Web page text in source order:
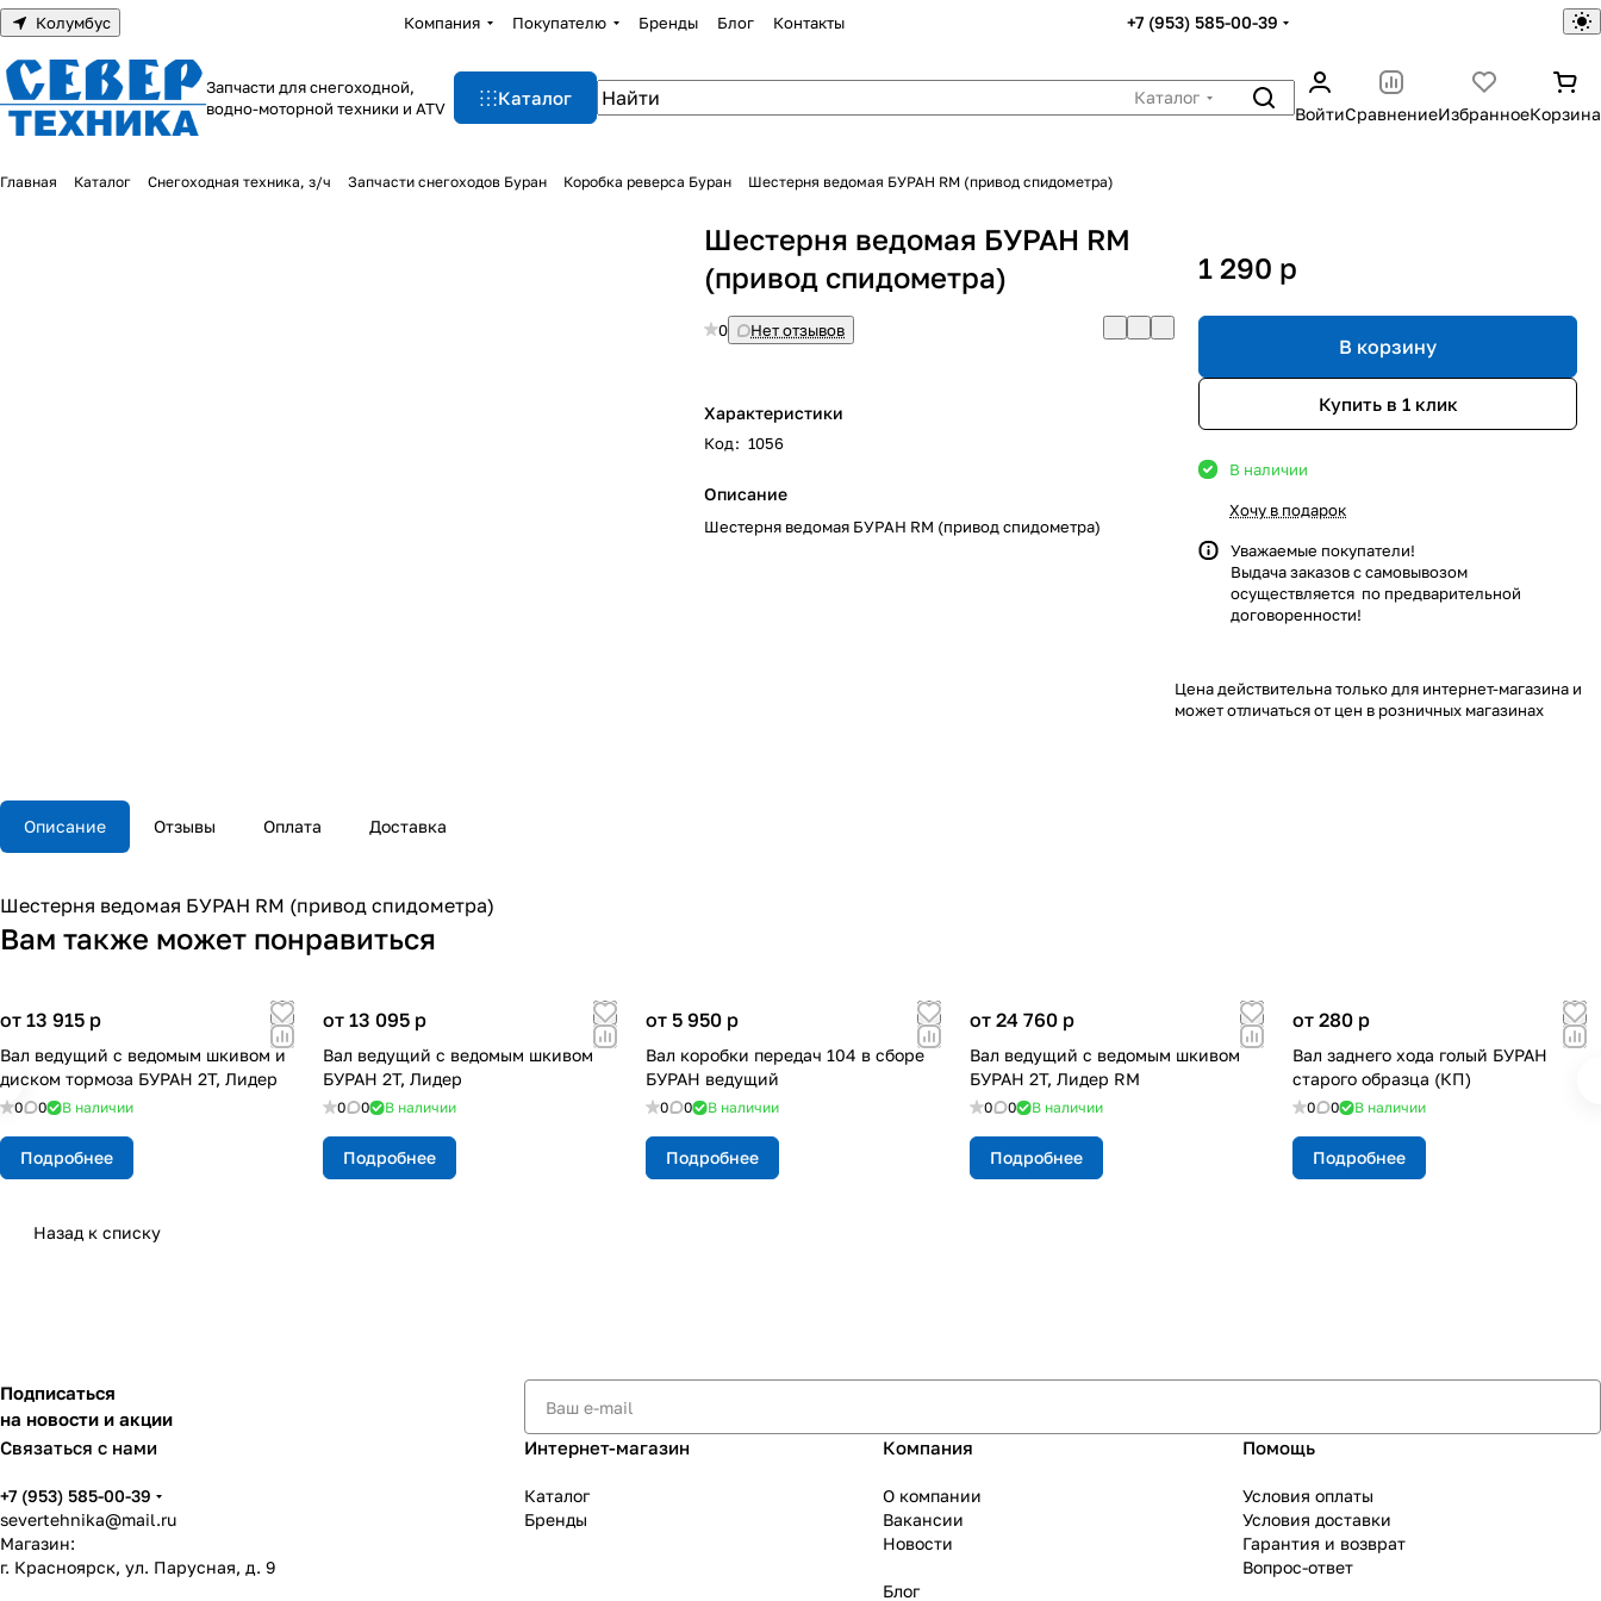
Колумбус Компания Покупателю Бренды Блог Контакты +7 (953) 585-00-39
Запчасти для снегоходной,
водно-моторной техники и ATV
Каталог
Каталог
ВойтиСравнениеИзбранноеКорзина
Главная Каталог Снегоходная техника, з/ч Запчасти снегоходов Буран Коробка реверса Буран Шестерня ведомая БУРАН RM (привод спидометра)
Шестерня ведомая БУРАН RM
(привод спидометра)
0 Нет отзывов
Характеристики
Код: 1056
Описание
Шестерня ведомая БУРАН RM (привод спидометра)
1 290 p
В корзину
Купить в 1 клик
В наличии
Хочу в подарок
Уважаемые покупатели!
Выдача заказов с самовывозом
осуществляется по предварительной
договоренности!
Цена действительна только для интернет-магазина и
может отличаться от цен в розничных магазинах
Описание Отзывы Оплата Доставка
Шестерня ведомая БУРАН RM (привод спидометра)
Вам также может понравиться
от 13 915 p
Вал ведущий с ведомым шкивом и
диском тормоза БУРАН 2Т, Лидер
0 0 В наличии
Подробнее
от 13 095 p
Вал ведущий с ведомым шкивом
БУРАН 2Т, Лидер
0 0 В наличии
Подробнее
от 5 950 p
Вал коробки передач 104 в сборе
БУРАН ведущий
0 0 В наличии
Подробнее
от 24 760 p
Вал ведущий с ведомым шкивом
БУРАН 2Т, Лидер RM
0 0 В наличии
Подробнее
от 280 p
Вал заднего хода голый БУРАН
старого образца (КП)
0 0 В наличии
Подробнее
Назад к списку
Подписаться
на новости и акции
Связаться с нами
+7 (953) 585-00-39
severtehnika@mail.ru
Магазин:
г. Красноярск, ул. Парусная, д. 9
Интернет-магазин
Каталог
Бренды
Компания
О компании
Вакансии
Новости
Блог
Помощь
Условия оплаты
Условия доставки
Гарантия и возврат
Вопрос-ответ